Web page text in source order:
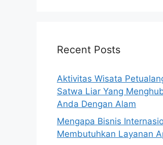
Recent Posts
Aktivitas Wisata
Satwa Liar Yang
Anda Dengan Alam
Mengapa Bisnis
Membutuhkan Layanan